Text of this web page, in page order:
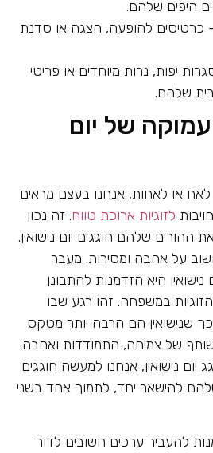
היפים שלהם.
– כרטיסים להופעה, הצגה או סדנת
יפות, נרות מיוחדים או פריטי
שלהם.
של יום
או לאחות, אנחנו בעצם מראים
לזוגיות ארוכת טווח. זה נכון
ההורים שלהם חוגגים יום נישואין.
על אהבה ומסירות. מעבר
היא הזדמנות להתבונן
במשפחה. זהו רגע שבו
שנישואין הם הרבה יותר מטקס
של צמיחה, התמודדות ואהבה.
יום נישואין, אנחנו למעשה חוגגים
להישאר יחד, לתמוך אחד בשני
להעביר ערכים חשובים לדור